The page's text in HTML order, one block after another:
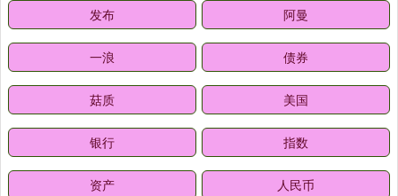
发布 阿曼
一浪 债券
菇质 美国
银行 指数
资产 人民币